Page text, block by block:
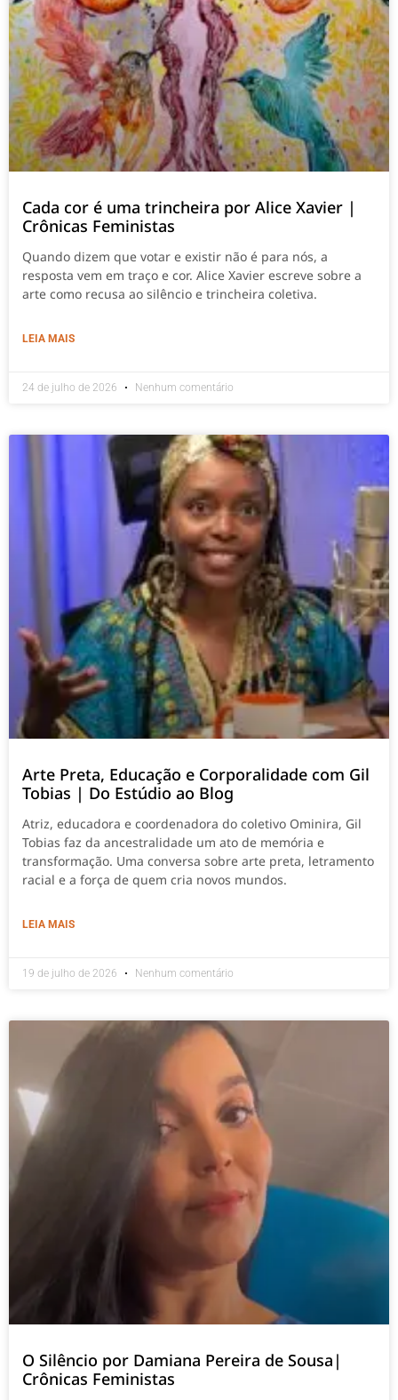
Cada cor é uma trincheira por Alice Xavier |
Crônicas Feministas
Quando dizem que votar e existir não é para nós, a
resposta vem em traço e cor. Alice Xavier escreve sobre a
arte como recusa ao silêncio e trincheira coletiva.
LEIA MAIS
24 de julho de 2026 Nenhum comentário
Arte Preta, Educação e Corporalidade com Gil
Tobias | Do Estúdio ao Blog
Atriz, educadora e coordenadora do coletivo Ominira, Gil
Tobias faz da ancestralidade um ato de memória e
transformação. Uma conversa sobre arte preta, letramento
racial e a força de quem cria novos mundos.
LEIA MAIS
19 de julho de 2026 Nenhum comentário
O Silêncio por Damiana Pereira de Sousa|
Crônicas Feministas